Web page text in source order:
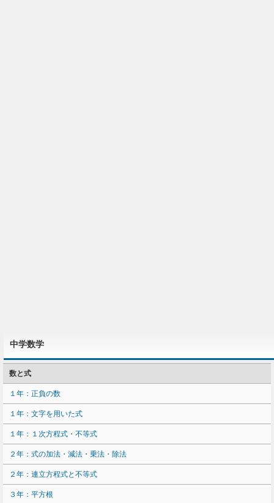
中学数学
数と式
１年：正負の数
１年：文字を用いた式
１年：１次方程式・不等式
２年：式の加法・減法・乗法・除法
２年：連立方程式と不等式
３年：平方根